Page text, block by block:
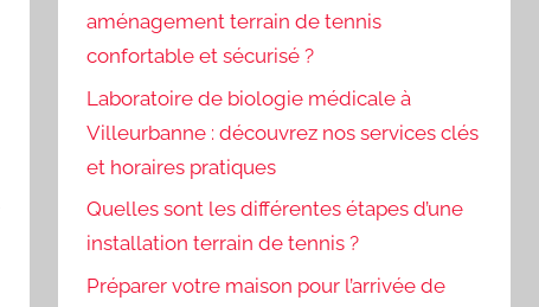
aménagement terrain de tennis
confortable et sécurisé ?
Laboratoire de biologie médicale à
Villeurbanne : découvrez nos services clés
et horaires pratiques
Quelles sont les différentes étapes d’une
installation terrain de tennis ?
Préparer votre maison pour l’arrivée de